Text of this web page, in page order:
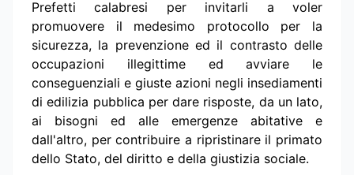
Prefetti calabresi per invitarli a voler
promuovere il medesimo protocollo per la
sicurezza, la prevenzione ed il contrasto delle
occupazioni illegittime ed avviare le
conseguenziali e giuste azioni negli insediamenti
di edilizia pubblica per dare risposte, da un lato,
ai bisogni ed alle emergenze abitative e
dall'altro, per contribuire a ripristinare il primato
dello Stato, del diritto e della giustizia sociale.